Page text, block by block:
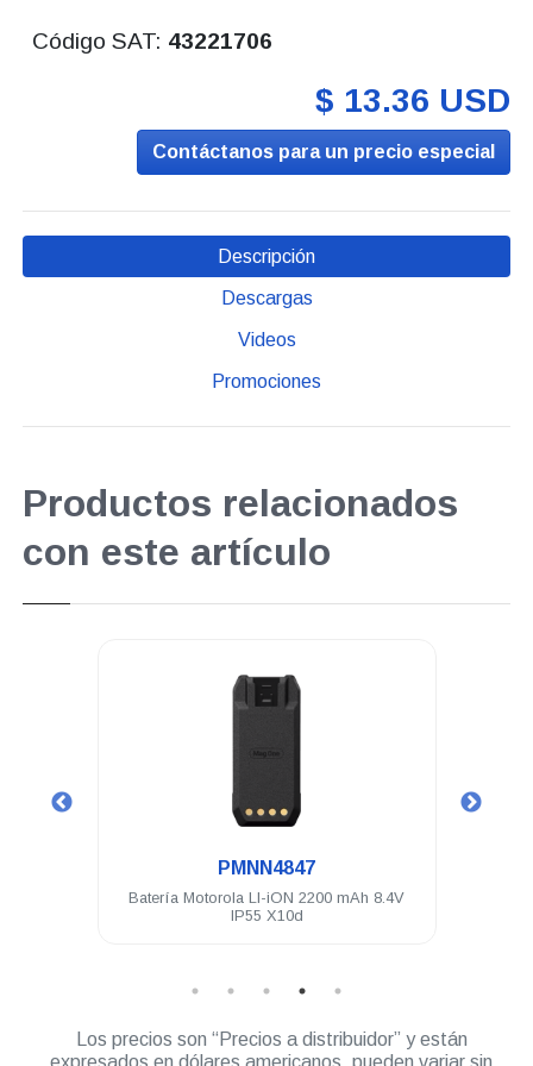
Código SAT: 43221706
$ 13.36 USD
Contáctanos para un precio especial
Descripción
Descargas
Videos
Promociones
Productos relacionados
con este artículo
PMNN4847
Batería Motorola LI-iON 2200 mAh 8.4V
IP55 X10d
Los precios son “Precios a distribuidor” y están